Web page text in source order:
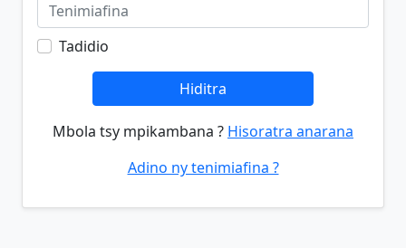
Tadidio
Hiditra
Mbola tsy mpikambana ? Hisoratra anarana
Adino ny tenimiafina ?